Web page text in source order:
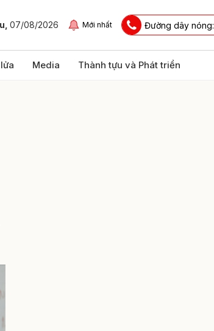
07/08/2026 Mới nhất Đường dây nóng:
Media Thành tựu và Phát triển